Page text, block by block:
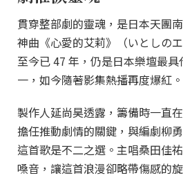
貫穿整部劇的靈魂，是日本天團
神曲《心愛的艾莉》（いとしの
至今已 47 年，仍是日本樂壇最
一，如今隨著影集熱播再度爆紅。
製作人延尚昊透露，籌備時一直
擔任推動劇情的關鍵，與編劇柳
這首歌是不二之選。主唱桑田佳
嗓音，讓這首浪漫卻略帶傷感的